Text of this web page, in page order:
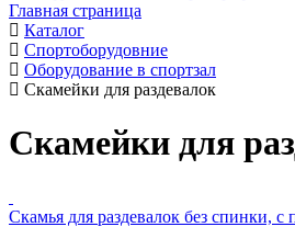
Главная страница
Каталог
Спортоборудовние
Оборудование в спортзал
Скамейки для раздевалок
Скамейки для
Скамья для раздевалок без спинки, с